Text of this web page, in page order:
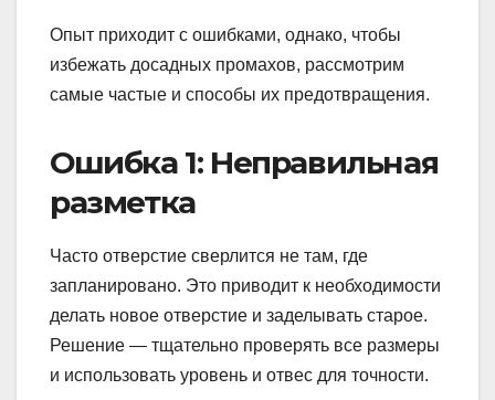
Опыт приходит с ошибками, однако, чтобы
избежать досадных промахов, рассмотрим
самые частые и способы их предотвращения.
Ошибка 1: Неправильная
разметка
Часто отверстие сверлится не там, где
запланировано. Это приводит к необходимости
делать новое отверстие и заделывать старое.
Решение — тщательно проверять все размеры
и использовать уровень и отвес для точности.